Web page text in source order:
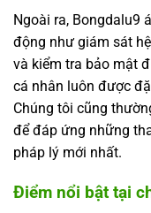
Ngoài ra, Bongdalu9
động như giám sát
và kiểm tra bảo mật
cá nhân luôn được
Chúng tôi cũng
để đáp ứng những
pháp lý mới nhất.
Điểm nổi bật tại